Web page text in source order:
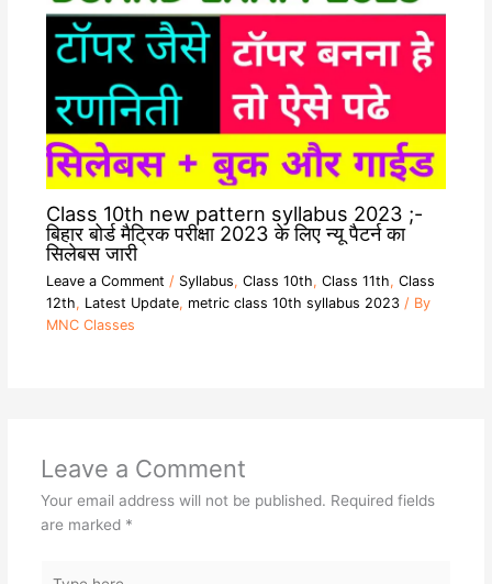
Class 10th new pattern syllabus 2023 ;-
बिहार बोर्ड मैट्रिक परीक्षा 2023 के लिए न्यू पैटर्न का
सिलेबस जारी
Leave a Comment / Syllabus, Class 10th, Class 11th, Class
12th, Latest Update, metric class 10th syllabus 2023/ By
MNC Classes
Leave a Comment
Your email address will not be published. Required fields
are marked *